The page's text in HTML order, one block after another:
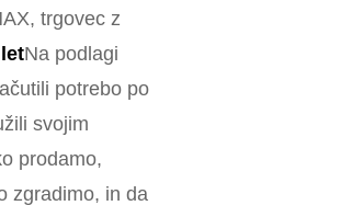
trgovec z
Na podlagi
potrebo po
svojim
prodamo,
zgradimo, in da